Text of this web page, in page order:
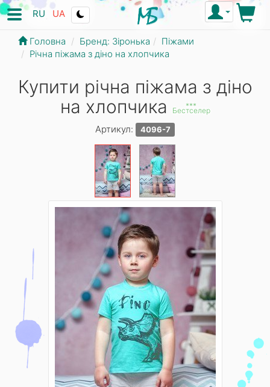
RU UA
Головна Бренд: Зіронька
Піжами
Річна піжама з діно на хлопчика
Купити річна піжама з діно
на хлопчика
***
Бестселер
Артикул: 4096-7